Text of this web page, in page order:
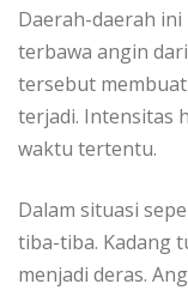
Daerah-daerah
terbawa angin
tersebut
terjadi. Intensitas
waktu tertentu.
Dalam situasi
tiba-tiba. Kadang
menjadi deras.